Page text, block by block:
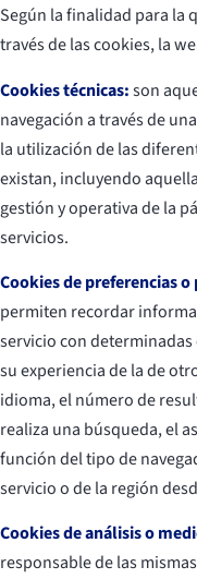
Según la finalidad para la
través de las cookies, la
Cookies técnicas:son
navegación a través de
la utilización de las
existan, incluyendo
gestión y operativa de la
servicios.
Cookies de preferencias
permiten recordar
servicio con
su experiencia de la de
idioma, el número de
realiza una búsqueda, el
función del tipo de
servicio o de la región
Cookies de análisis o
responsable de las